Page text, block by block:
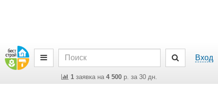
Вход
1заявка на 4 500р. за 30 дн.